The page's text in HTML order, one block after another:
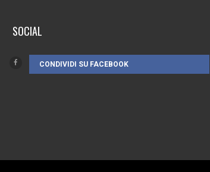
SOCIAL
CONDIVIDI SU FACEBOOK